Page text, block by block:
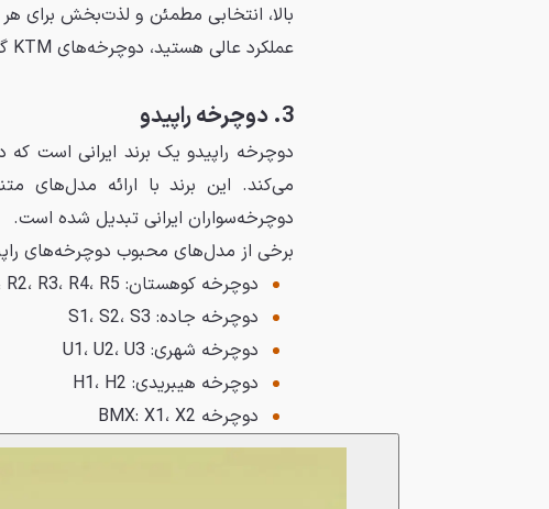
بالا، انتخابی مطمئن و لذت‌بخش برای
عملکرد عالی هستید، دوچرخه‌های KTM گزینه‌ای ایده‌آل برای شما خواهند بود.
3. دوچرخه راپیدو
دوچرخه راپیدو یک برند ایرانی است که
می‌کند. این برند با ارائه مدل‌های
دوچرخه‌سواران ایرانی تبدیل شده است.
برخی از مدل‌های محبوب دوچرخه‌های
دوچرخه کوهستان: R1، R2، R3، R4، R5
دوچرخه جاده: S1، S2، S3
دوچرخه شهری: U1، U2، U3
دوچرخه هیبریدی: H1، H2
دوچرخه BMX: X1، X2